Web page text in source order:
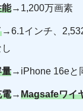
能→1,200万画素
→6.1インチ、
量→iPhone 16eと
電→Magsafeワイ